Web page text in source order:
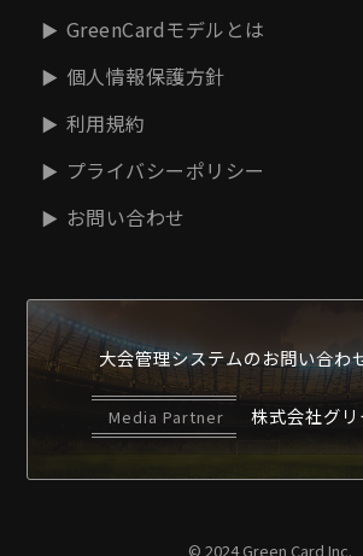
GreenCardモデルとは
個人情報保護方針
利用規約
プライバシーポリシー
お問い合わせ
大会管理システムのお問い合わ
Media Partner 株式会社グ
© 2024 Green Card Inc.